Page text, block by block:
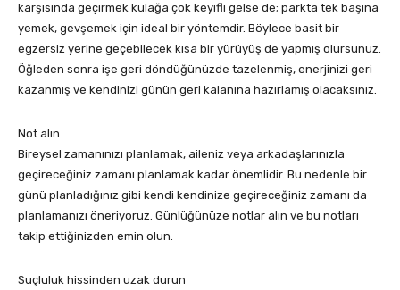
karşısında geçirmek kulağa çok keyifli gelse de; parkta tek başına
yemek, gevşemek için ideal bir yöntemdir. Böylece basit bir
egzersiz yerine geçebilecek kısa bir yürüyüş de yapmış olursunuz.
Öğleden sonra işe geri döndüğünüzde tazelenmiş, enerjinizi geri
kazanmış ve kendinizi günün geri kalanına hazırlamış olacaksınız.
Not alın
Bireysel zamanınızı planlamak, aileniz veya arkadaşlarınızla
geçireceğiniz zamanı planlamak kadar önemlidir. Bu nedenle bir
günü planladığınız gibi kendi kendinize geçireceğiniz zamanı da
planlamanızı öneriyoruz. Günlüğünüze notlar alın ve bu notları
takip ettiğinizden emin olun.
Suçluluk hissinden uzak durun